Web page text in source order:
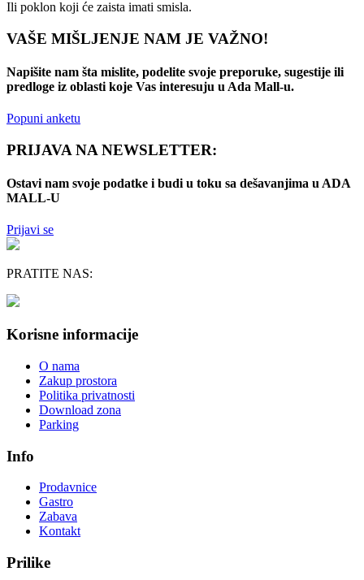
Ili poklon koji će zaista imati smisla.
VAŠE MIŠLJENJE NAM JE VAŽNO!
Napišite nam šta mislite, podelite svoje preporuke, sugestije ili
predloge iz oblasti koje Vas interesuju u Ada Mall-u.
Popuni anketu
PRIJAVA NA NEWSLETTER:
Ostavi nam svoje podatke i budi u toku sa dešavanjima u ADA
MALL-U
Prijavi se
PRATITE NAS:
Korisne informacije
O nama
Zakup prostora
Politika privatnosti
Download zona
Parking
Info
Prodavnice
Gastro
Zabava
Kontakt
Prilike